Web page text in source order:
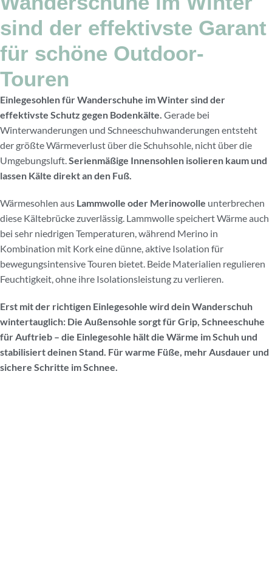
sind der effektivste Garant
für schöne Outdoor-
Touren
Einlegesohlen für Wanderschuhe im Winter sind der
effektivste Schutz gegen Bodenkälte. Gerade bei
Winterwanderungen und Schneeschuhwanderungen entsteht
der größte Wärmeverlust über die Schuhsohle, nicht über die
Umgebungsluft. Serienmäßige Innensohlen isolieren kaum und
lassen Kälte direkt an den Fuß.
Wärmesohlen aus Lammwolle oder Merinowolle unterbrechen
diese Kältebrücke zuverlässig. Lammwolle speichert Wärme auch
bei sehr niedrigen Temperaturen, während Merino in
Kombination mit Kork eine dünne, aktive Isolation für
bewegungsintensive Touren bietet. Beide Materialien regulieren
Feuchtigkeit, ohne ihre Isolationsleistung zu verlieren.
Erst mit der richtigen Einlegesohle wird dein Wanderschuh
wintertauglich: Die Außensohle sorgt für Grip, Schneeschuhe
für Auftrieb – die Einlegesohle hält die Wärme im Schuh und
stabilisiert deinen Stand. Für warme Füße, mehr Ausdauer und
sichere Schritte im Schnee.